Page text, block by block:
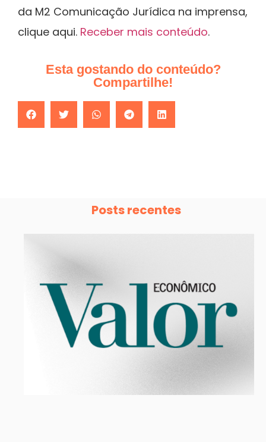
da M2 Comunicação Jurídica na imprensa,
clique aqui. Receber mais conteúdo.
Esta gostando do conteúdo?
Compartilhe!
Posts recentes